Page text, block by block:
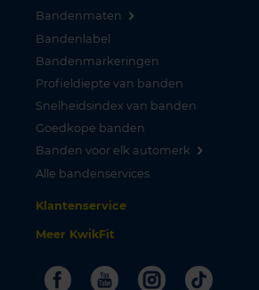
Bandenmaten
Bandenlabel
Bandenmarkeringen
Profieldiepte van banden
Snelheidsindex van banden
Goedkope banden
Banden voor elk automerk
Alle bandenservices
Klantenservice
Meer KwikFit
FacebookYoutubeInstagram
Tiktok